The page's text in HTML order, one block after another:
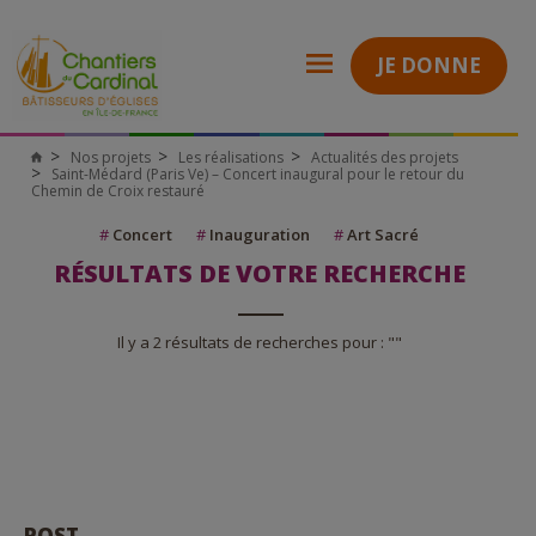
JE DONNE
Nos projets Les réalisations
Actualités des projets
Saint-Médard (Paris Ve) – Concert inaugural pour le retour du
Chemin de Croix restauré
# Concert # Inauguration #Art Sacré
RÉSULTATS DE VOTRE RECHERCHE
Il y a 2 résultats de recherches pour : ""